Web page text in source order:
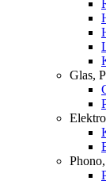
Glas,